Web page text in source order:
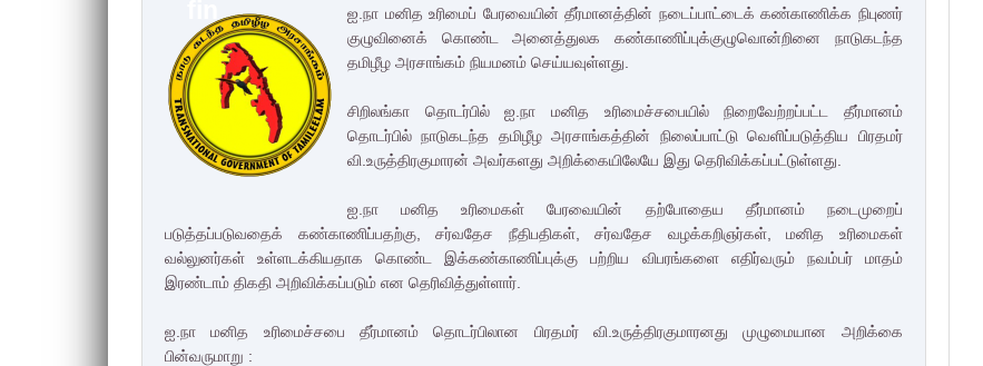
ed
ஐ.நா மனித உரிமைப் பேரவையின் தீர்மானத்தின் நடைப்பாட்டைக் கண்காணிக்க நிபுணர்
குழுவினைக் கொண்ட அனைத்துலக கண்காணிப்புக்குழுவொன்றினை நாடுகடந்த
தமிழீழ அரசாங்கம் நியமனம் செய்யவுள்ளது.
சிறிலங்கா தொடர்பில் ஐ.நா மனித உரிமைச்சபையில் நிறைவேற்றப்பட்ட தீர்மானம்
தொடர்பில் நாடுகடந்த தமிழீழ அரசாங்கத்தின் நிலைப்பாட்டு வெளிப்படுத்திய பிரதமர்
வி.உருத்திரகுமாரன் அவர்களது அறிக்கையிலேயே இது தெரிவிக்கப்பட்டுள்ளது.
ஐ.நா மனித உரிமைகள் பேரவையின் தற்போதைய தீர்மானம் நடைமுறைப்
படுத்தப்படுவதைக் கண்காணிப்பதற்கு, சர்வதேச நீதிபதிகள், சர்வதேச வழக்கறிஞர்கள், மனித உரிமைகள்
வல்லுனர்கள் உள்ளடக்கியதாக கொண்ட இக்கண்காணிப்புக்கு பற்றிய விபரங்களை எதிர்வரும் நவம்பர் மாதம்
இரண்டாம் திகதி அறிவிக்கப்படும் என தெரிவித்துள்ளார்.
ஐ.நா மனித உரிமைச்சபை தீர்மானம் தொடர்பிலான பிரதமர் வி.உருத்திரகுமாரனது முழுமையான அறிக்கை
பின்வருமாறு :